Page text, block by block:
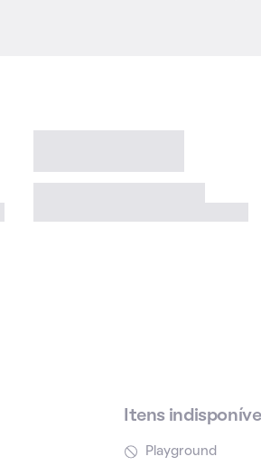
Itens
Playground